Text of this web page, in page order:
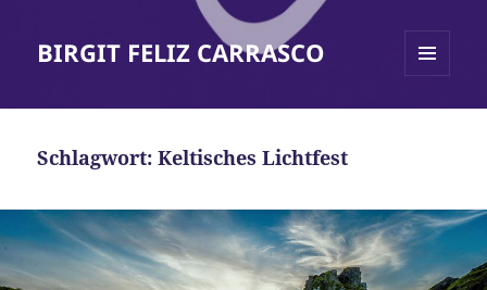
BIRGIT FELIZ CARRASCO
Schlagwort:Keltisches Lichtfest